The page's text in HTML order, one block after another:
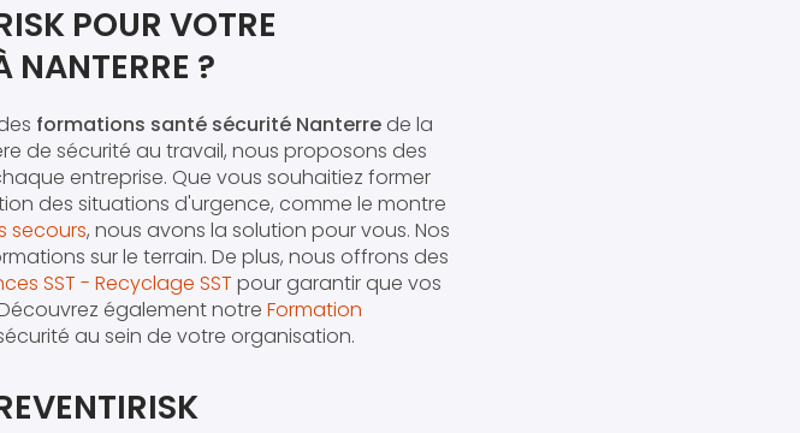
POUR VOTRE
NANTERRE ?
formations santé sécurité Nanterrede la
de sécurité au travail, nous proposons des
entreprise. Que vous souhaitiez former
des situations d'urgence, comme le montre
secours, nous avons la solution pour vous. Nos
sur le terrain. De plus, nous offrons des
SST - Recyclage SST pour garantir que vos
également notre Formation
au sein de votre organisation.